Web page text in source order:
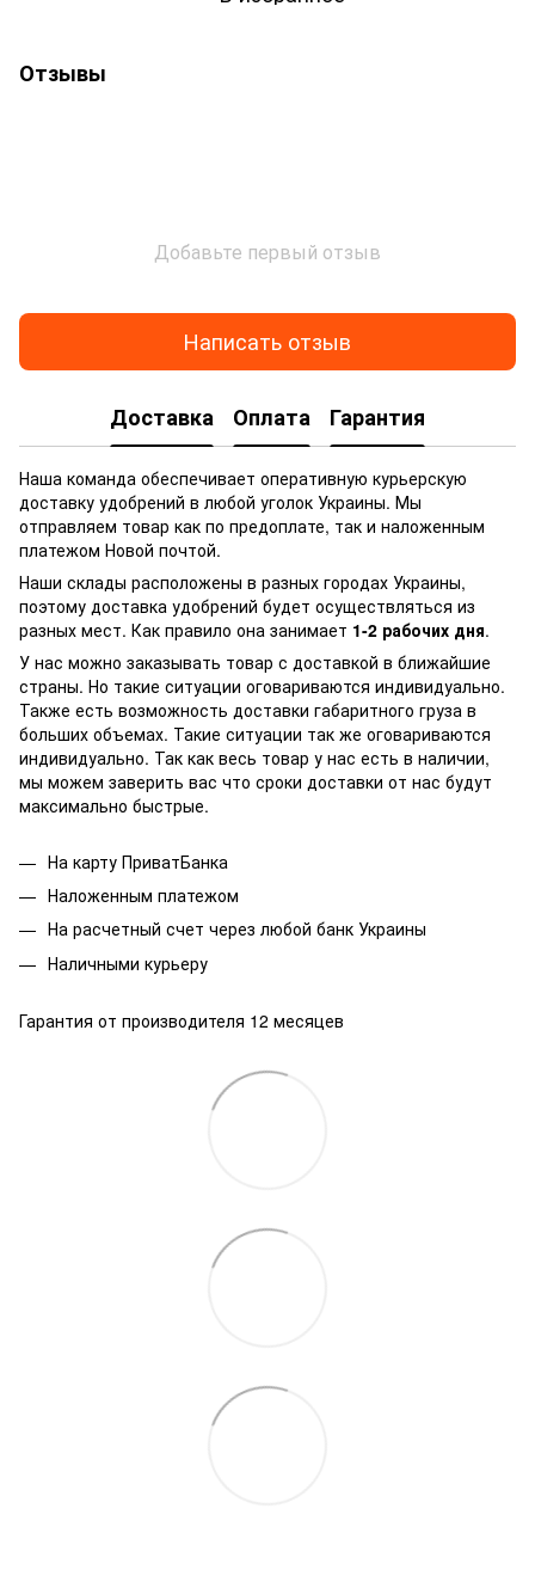
Отзывы
Добавьте первый отзыв
Написать отзыв
Доставка Оплата Гарантия
Наша команда обеспечивает оперативную курьерскую
доставку удобрений в любой уголок Украины. Мы
отправляем товар как по предоплате, так и наложенным
платежом Новой почтой.
Наши склады расположены в разных городах Украины,
поэтому доставка удобрений будет осуществляться из
разных мест. Как правило она занимает 1-2 рабочих дня.
У нас можно заказывать товар с доставкой в ближайшие
страны. Но такие ситуации оговариваются индивидуально.
Также есть возможность доставки габаритного груза в
больших объемах. Такие ситуации так же оговариваются
индивидуально. Так как весь товар у нас есть в наличии,
мы можем заверить вас что сроки доставки от нас будут
максимально быстрые.
На карту ПриватБанка
Наложенным платежом
На расчетный счет через любой банк Украины
Наличными курьеру
Гарантия от производителя 12 месяцев